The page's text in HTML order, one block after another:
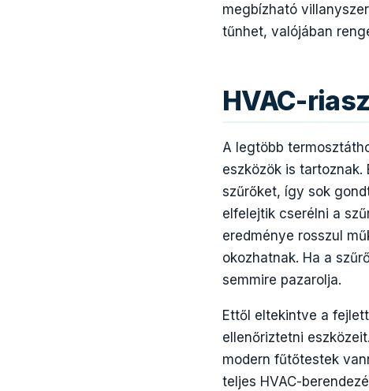
megbízható
tűnhet, valójában
HVAC-
A legtöbb
eszközök is
szűrőket, így sok
elfelejtik cserélni a
eredménye rosszul
okozhatnak. Ha a
semmire pazarolja.
Ettől eltekintve a
ellenőriztetni
modern fűtőtestek
teljes HVAC-